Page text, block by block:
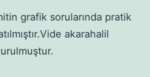
grafik sorularında pratik
akarahalil